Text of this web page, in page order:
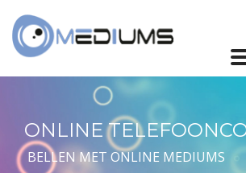
ONLINE
BELLEN MET ONLINE MEDIUMS